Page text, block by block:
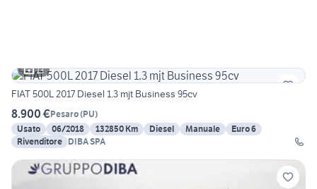
13
FIAT 500L 2017 Diesel 1.3 mjt Business 95cv
8.900 €Pesaro(PU)
Usato
06/2018 132850 Km Diesel Manuale
Euro 6
Rivenditore DIBA SPA